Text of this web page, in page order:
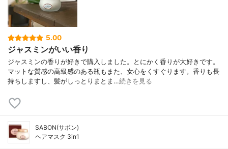
5.00
ジャスミンがいい香り
ジャスミンの香りが好きで購入しました。とにかく香りが大好きです。
マットな質感の高級感のある瓶もまた、女心をくすぐります。香りも長
持ちしますし、髪がしっとりまとま…続きを見る
SABON(サボン)
ヘアマスク 3in1